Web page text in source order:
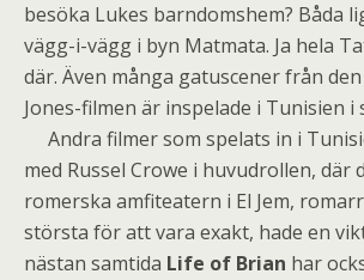
besöka Lukes barndomshem? Båda
vägg-i-vägg i byn Matmata. Ja hela
där. Även många gatuscener från
Jones-filmen är inspelade i Tunisien i
Andra filmer som spelats in i
med Russel Crowe i huvudrollen, där
romerska amfiteatern i El Jem,
största för att vara exakt, hade en
nästan samtida Life of Brian har